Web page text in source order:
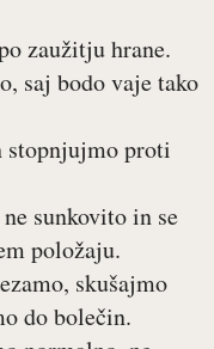
zaužitju hrane.
saj bodo vaje tako
proti
sunkovito in se
položaju.
skušajmo
do bolečin.